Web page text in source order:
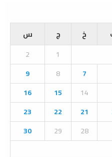
E
A
R
C
H
خ ج
س
1
2
7
8
9
14
15
16
21
22
23
28
29
30